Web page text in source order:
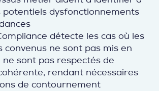
potentiels dysfonctionnements
détecte les cas où les
convenus ne sont pas mis en
sont pas respectés de
rendant nécessaires
de contournement